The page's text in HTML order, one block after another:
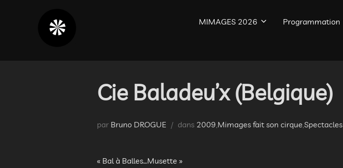
MIMAGES 2026 Programmation
Cie Baladeu’x (Belgique)
par Bruno DROGUE dans 2009 Mimages fait son cirque Spectacles
« Bal à Balles…Musette »